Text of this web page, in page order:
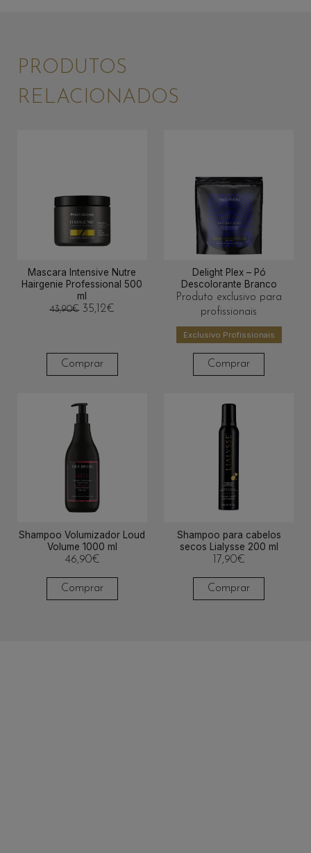
PRODUTOS
RELACIONADOS
Mascara Intensive Nutre
Hairgenie Professional 500
ml
43,90€ 35,12€
Comprar
Delight Plex – Pó
Descolorante Branco
Produto exclusivo para
profissionais
Exclusivo Profissionais
Comprar
Shampoo Volumizador Loud
Volume 1000 ml
46,90€
Comprar
Shampoo para cabelos
secos Lialysse 200 ml
17,90€
Comprar